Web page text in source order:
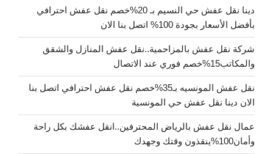
دينا نقل عفش حي النسيم بـ 20%خصم نقل عفش احترافي
بأفضل الأسعار بجودة 100% اتصل بنا الان
شركة نقل عفش بالمزاحمية..نقل عفش المنازل والشقق
والمكاتب15%خصم فوري عند الاتصال
نقل عفش المونسيه بـ35%خصم نقل عفش احترافي اتصل بنا
الان دينا نقل عفش حي المونسية
عمال نقل عفش بالرياض المحترفين..انقل عفشك بكل راحة
وأمان100%ينقذون وقتك وجهدك